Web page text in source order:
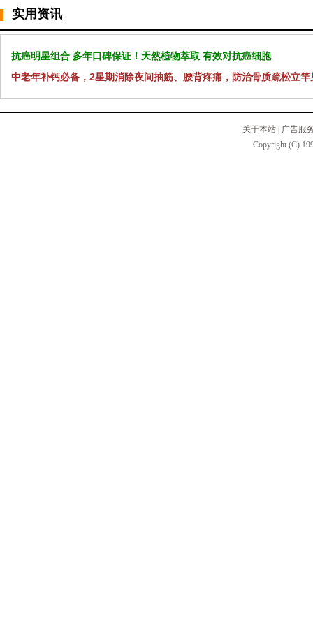
实用资讯
抗癌明星组合 多年口碑保证！天然植物萃取 有效对抗癌细胞
中老年补钙必备，2星期消除夜间抽筋、腰背疼痛，防治骨质疏松立竿
关于本站
广告服
Copyright (C)